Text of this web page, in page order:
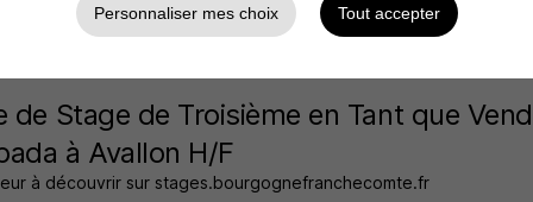
de Stage de Troisième en Tant que
à Avallon H/F
à découvrir sur stages.bourgognefranchecomte.fr
Personnaliser mes choix Tout accepter